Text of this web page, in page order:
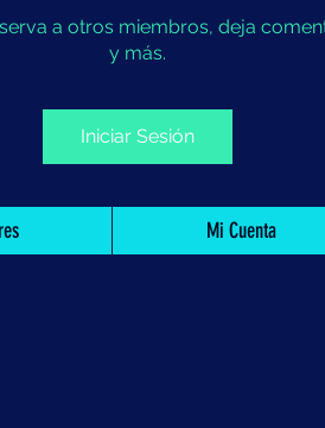
a otros miembros, deja
y más.
Iniciar Sesión
Mi Cuenta